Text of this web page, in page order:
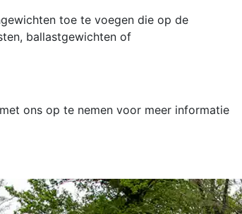
toe te voegen die op de
ballastgewichten of
ons op te nemen voor meer informatie